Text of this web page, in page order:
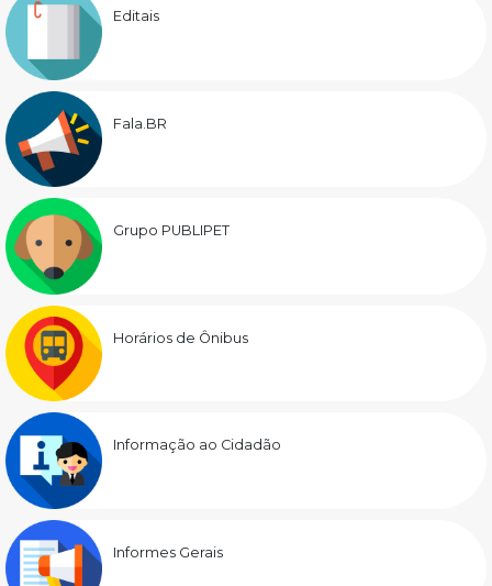
Editais
Fala.BR
Grupo PUBLIPET
Horários de Ônibus
Informação ao Cidadão
Informes Gerais